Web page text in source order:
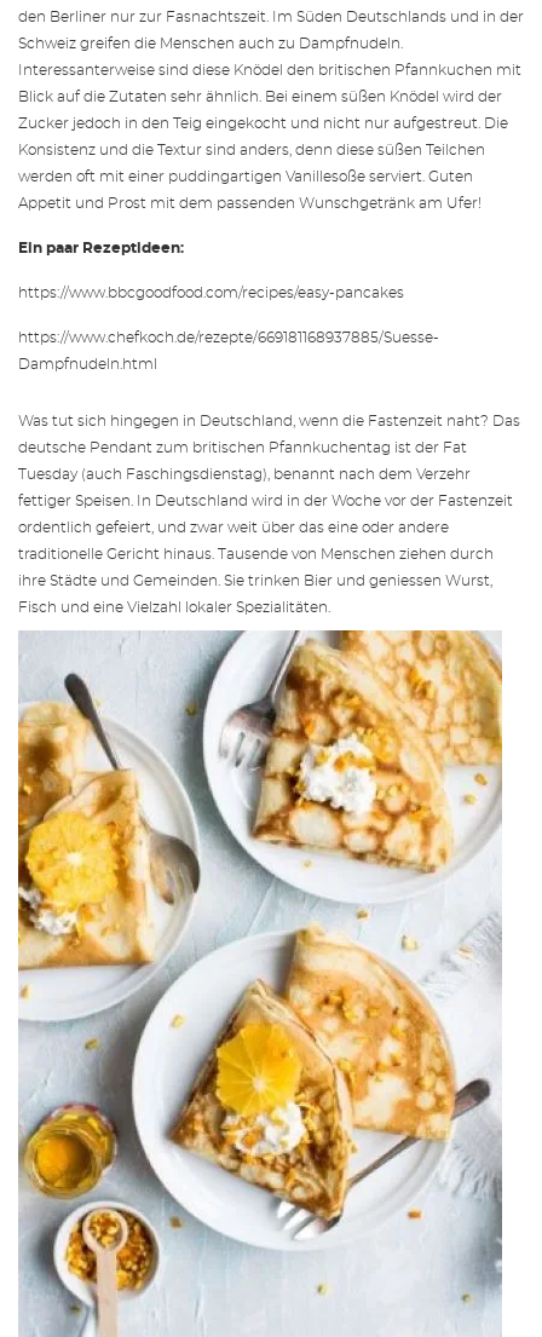
den Berliner nur zur Fasnachtszeit. Im Süden Deutschlands und in der
Schweiz greifen die Menschen auch zu Dampfnudeln.
Interessanterweise sind diese Knödel den britischen Pfannkuchen mit
Blick auf die Zutaten sehr ähnlich. Bei einem süßen Knödel wird der
Zucker jedoch in den Teig eingekocht und nicht nur aufgestreut. Die
Konsistenz und die Textur sind anders, denn diese süßen Teilchen
werden oft mit einer puddingartigen Vanillesoße serviert. Guten
Appetit und Prost mit dem passenden Wunschgetränk am Ufer!
Ein paar Rezeptideen:
https://www.bbcgoodfood.com/recipes/easy-pancakes
https://www.chefkoch.de/rezepte/669181168937885/Suesse-
Dampfnudeln.html
Was tut sich hingegen in Deutschland, wenn die Fastenzeit naht? Das
deutsche Pendant zum britischen Pfannkuchentag ist der Fat
Tuesday (auch Faschingsdienstag), benannt nach dem Verzehr
fettiger Speisen. In Deutschland wird in der Woche vor der Fastenzeit
ordentlich gefeiert, und zwar weit über das eine oder andere
traditionelle Gericht hinaus. Tausende von Menschen ziehen durch
ihre Städte und Gemeinden. Sie trinken Bier und geniessen Wurst,
Fisch und eine Vielzahl lokaler Spezialitäten.